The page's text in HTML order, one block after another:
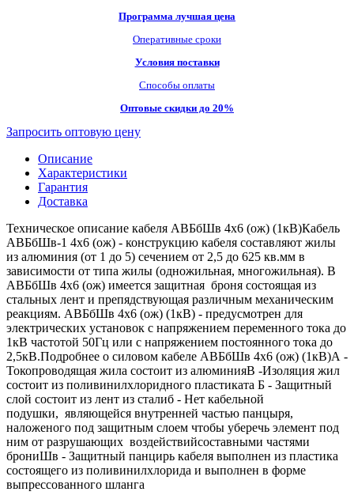
Программа лучшая цена
Оперативные сроки
Условия поставки
Способы оплаты
Оптовые скидки до 20%
Запросить оптовую цену
Описание
Характеристики
Гарантия
Доставка
Техническое описание кабеля АВБбШв 4х6 (ож) (1кВ)Кабель
АВБбШв-1 4х6 (ож) - конструкцию кабеля составляют жилы
из алюминия (от 1 до 5) сечением от 2,5 до 625 кв.мм в
зависимости от типа жилы (одножильная, многожильная). В
АВБбШв 4х6 (ож) имеется защитная броня состоящая из
стальных лент и препядствующая различным механическим
реакциям. АВБбШв 4х6 (ож) (1кВ) - предусмотрен для
электрических установок с напряжением переменного тока до
1кВ частотой 50Гц или с напряжением постоянного тока до
2,5кВ.Подробнее о силовом кабеле АВБбШв 4х6 (ож) (1кВ)А -
Токопроводящая жила состоит из алюминияВ -Изоляция жил
состоит из поливинилхлоридного пластиката Б - Защитный
слой состоит из лент из сталиб - Нет кабельной
подушки, являющейся внутренней частью панцыря,
наложеного под защитным слоем чтобы уберечь элемент под
ним от разрушающих воздействийсоставными частями
брониШв - Защитный панцирь кабеля выполнен из пластика
состоящего из поливинилхлорида и выполнен в форме
выпрессованного шланга